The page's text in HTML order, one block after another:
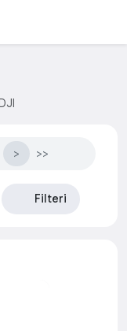
> >>
Filteri